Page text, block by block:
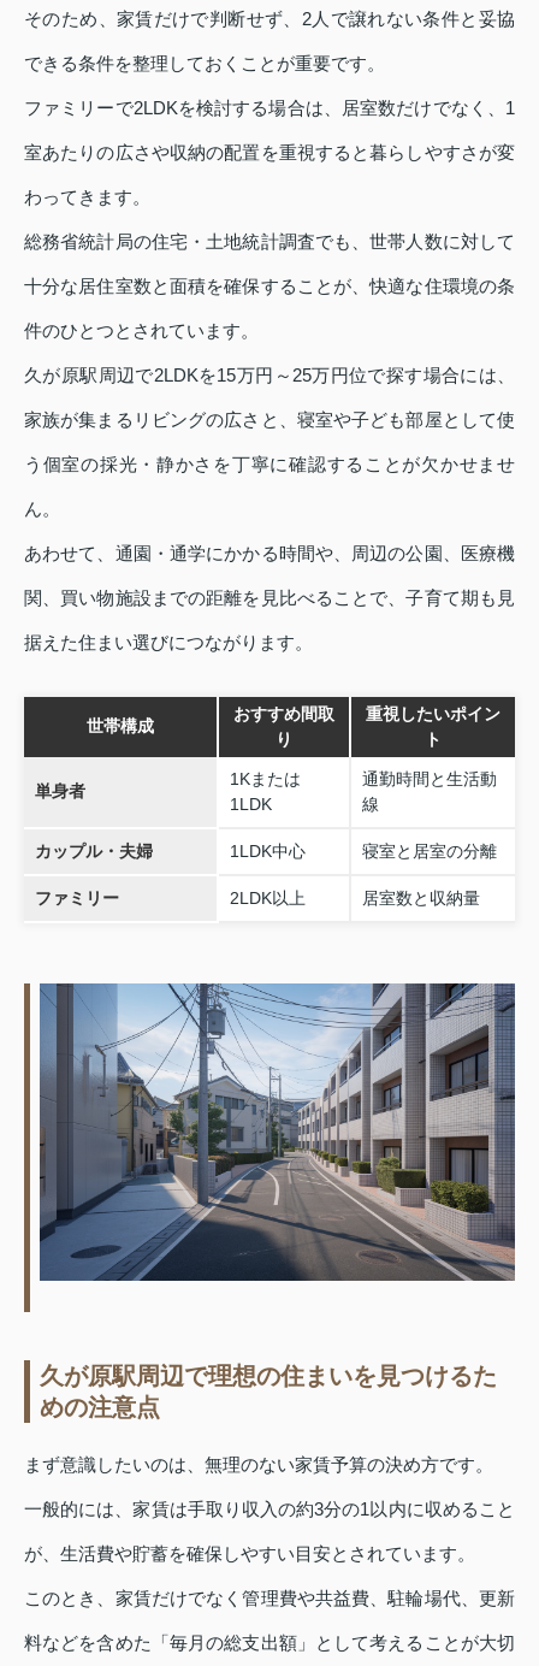
そのため、家賃だけで判断せず、2人で譲れない条件と妥協
できる条件を整理しておくことが重要です。
ファミリーで2LDKを検討する場合は、居室数だけでなく、1
室あたりの広さや収納の配置を重視すると暮らしやすさが変
わってきます。
総務省統計局の住宅・土地統計調査でも、世帯人数に対して
十分な居住室数と面積を確保することが、快適な住環境の条
件のひとつとされています。
久が原駅周辺で2LDKを15万円～25万円位で探す場合には、
家族が集まるリビングの広さと、寝室や子ども部屋として使
う個室の採光・静かさを丁寧に確認することが欠かせませ
ん。
あわせて、通園・通学にかかる時間や、周辺の公園、医療機
関、買い物施設までの距離を見比べることで、子育て期も見
据えた住まい選びにつながります。
世帯構成
おすすめ間取
り
重視したいポイン
ト
単身者
1Kまたは
1LDK
通勤時間と生活動
線
カップル・夫婦 1LDK中心 寝室と居室の分離
ファミリー 2LDK以上 居室数と収納量
久が原駅周辺で理想の住まいを見つけるた
めの注意点
まず意識したいのは、無理のない家賃予算の決め方です。
一般的には、家賃は手取り収入の約3分の1以内に収めること
が、生活費や貯蓄を確保しやすい目安とされています。
このとき、家賃だけでなく管理費や共益費、駐輪場代、更新
料などを含めた「毎月の総支出額」として考えることが大切